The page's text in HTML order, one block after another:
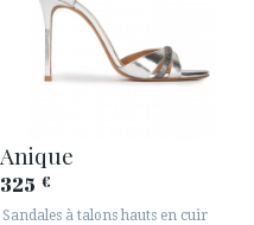
Anique
325 €
Sandales à talons hauts en cuir